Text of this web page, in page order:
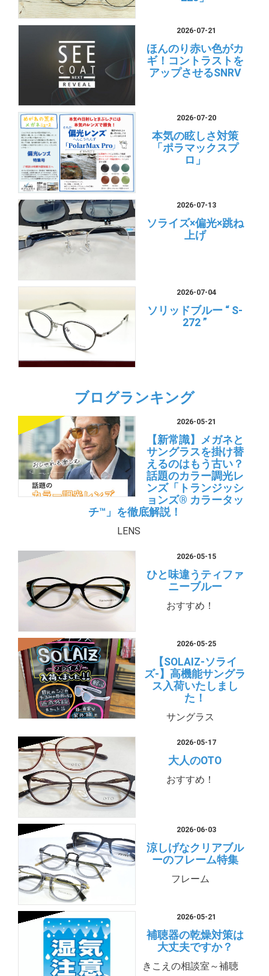
2026-07-21
ほんのり赤い色がカ
ギ！コントラストを
アップさせるSNRV
2026-07-20
本気の眩しさ対策
「ポラマックスプ
ロ」
2026-07-13
ソライズ×偏光×跳ね
上げ
2026-07-04
ソリッドブルー “ S-
272 ”
ブログランキング
2026-05-21
【新常識】メガネと
サングラスを掛け替
えるのはもう古い？
話題のカラー調光レ
ンズ「トランジッシ
ョンズ® カラータッ
チ™」を徹底解説！
LENS
2026-05-15
ひと味違うティファ
ニーブルー
おすすめ！
2026-05-25
【SOLAIZ-ソライ
ズ-】高機能サングラ
ス入荷いたしまし
た！
サングラス
2026-05-17
大人のOTO
おすすめ！
2026-06-03
涼しげなクリアブル
ーのフレーム特集
フレーム
2026-05-21
補聴器の乾燥対策は
大丈夫ですか？
きこえの相談室～補聴